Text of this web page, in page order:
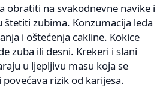
obratiti na svakodnevne navike i
zubima. Konzumacija leda
i oštećenja cakline. Kokice
zuba ili desni. Krekeri i slani
u ljepljivu masu koja se
rizik od karijesa.